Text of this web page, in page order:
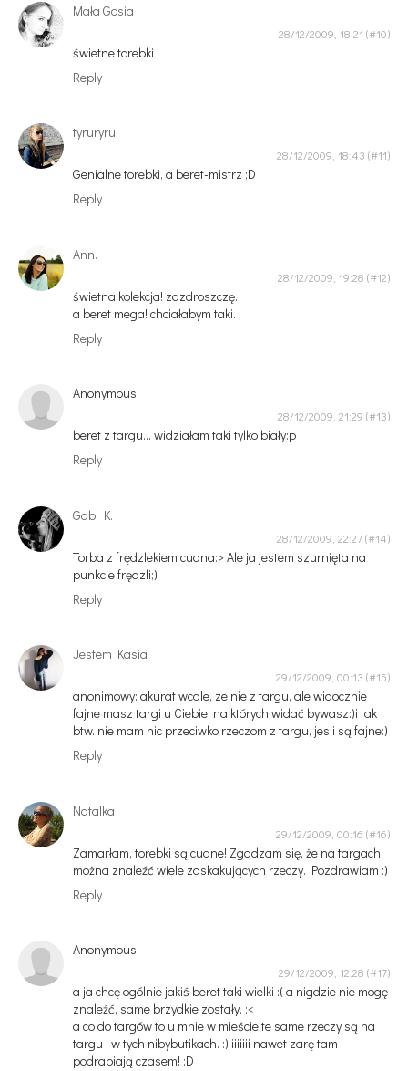
Mała Gosia
28/12/2009, 18:21
świetne torebki
Reply
tyruryru
28/12/2009, 18:43
Genialne torebki, a beret-mistrz ;D
Reply
Ann.
28/12/2009, 19:28
świetna kolekcja! zazdroszczę.
a beret mega! chciałabym taki.
Reply
Anonymous
28/12/2009, 21:29
beret z targu... widziałam taki tylko biały:p
Reply
Gabi K.
28/12/2009, 22:27
Torba z frędzlekiem cudna:> Ale ja jestem szurnięta na
punkcie frędzli;)
Reply
Jestem Kasia
29/12/2009, 00:13
anonimowy: akurat wcale, ze nie z targu, ale widocznie
fajne masz targi u Ciebie, na których widać bywasz:)i tak
btw. nie mam nic przeciwko rzeczom z targu, jesli są fajne:)
Reply
Natalka
29/12/2009, 00:16
Zamarłam, torebki są cudne! Zgadzam się, że na targach
można znaleźć wiele zaskakujących rzeczy. Pozdrawiam :)
Reply
Anonymous
29/12/2009, 12:28
a ja chcę ogólnie jakiś beret taki wielki :( a nigdzie nie mogę
znaleźć, same brzydkie zostały. :<
a co do targów to u mnie w mieście te same rzeczy są na
targu i w tych nibybutikach. :) iiiiiii nawet zarę tam
podrabiają czasem! :D